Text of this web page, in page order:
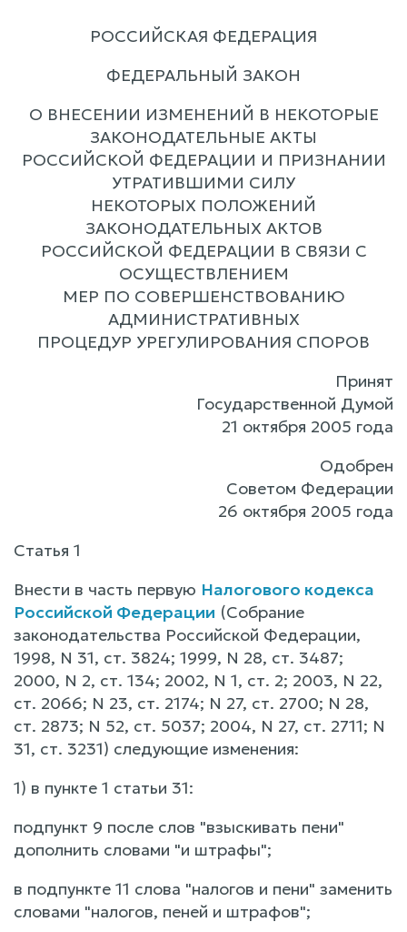
РОССИЙСКАЯ ФЕДЕРАЦИЯ
ФЕДЕРАЛЬНЫЙ ЗАКОН
О ВНЕСЕНИИ ИЗМЕНЕНИЙ В НЕКОТОРЫЕ
ЗАКОНОДАТЕЛЬНЫЕ АКТЫ
РОССИЙСКОЙ ФЕДЕРАЦИИ И ПРИЗНАНИИ
УТРАТИВШИМИ СИЛУ
НЕКОТОРЫХ ПОЛОЖЕНИЙ
ЗАКОНОДАТЕЛЬНЫХ АКТОВ
РОССИЙСКОЙ ФЕДЕРАЦИИ В СВЯЗИ С
ОСУЩЕСТВЛЕНИЕМ
МЕР ПО СОВЕРШЕНСТВОВАНИЮ
АДМИНИСТРАТИВНЫХ
ПРОЦЕДУР УРЕГУЛИРОВАНИЯ СПОРОВ
Принят
Государственной Думой
21 октября 2005 года
Одобрен
Советом Федерации
26 октября 2005 года
Статья 1
Внести в часть первую Налогового кодекса
Российской Федерации (Собрание
законодательства Российской Федерации,
1998, N 31, ст. 3824; 1999, N 28, ст. 3487;
2000, N 2, ст. 134; 2002, N 1, ст. 2; 2003, N 22,
ст. 2066; N 23, ст. 2174; N 27, ст. 2700; N 28,
ст. 2873; N 52, ст. 5037; 2004, N 27, ст. 2711; N
31, ст. 3231) следующие изменения:
1) в пункте 1 статьи 31:
подпункт 9 после слов "взыскивать пени"
дополнить словами "и штрафы";
в подпункте 11 слова "налогов и пени" заменить
словами "налогов, пеней и штрафов";